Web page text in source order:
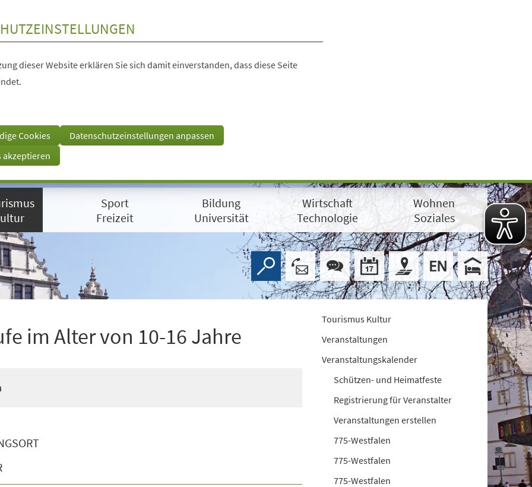
dieser Website erklären Sie sich damit einverstanden, dass diese Seite
Cookies
Datenschutzeinstellungen anpassen
akzeptieren
Sport
Freizeit
Bildung
Universität
Wirtschaft
Technologie
Wohnen
Soziales
im Alter von 10-16 Jahre
Tourismus Kultur
Veranstaltungen
Veranstaltungskalender
Schützen- und Heimatfeste
Registrierung für Veranstalter
Veranstaltungen erstellen
775-Westfalen
775-Westfalen
775-Westfalen